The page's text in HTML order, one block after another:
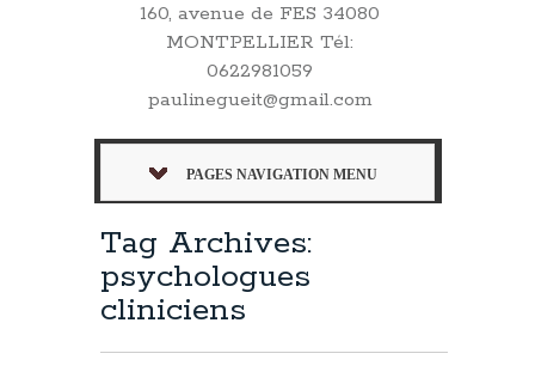
160, avenue de FES 34080
MONTPELLIER Tél:
0622981059
paulinegueit@gmail.com
PAGES NAVIGATION MENU
Tag Archives:
psychologues
cliniciens